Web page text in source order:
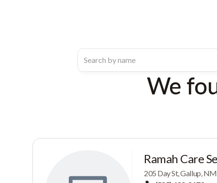
We
Ramah Care
205 Day St, Gallup,